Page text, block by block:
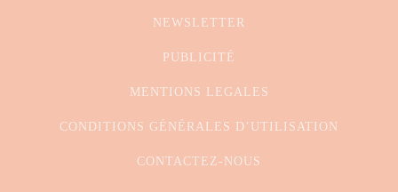
NEWSLETTER
PUBLICITÉ
MENTIONS LEGALES
CONDITIONS GÉNÉRALES D’UTILISATION
CONTACTEZ-NOUS